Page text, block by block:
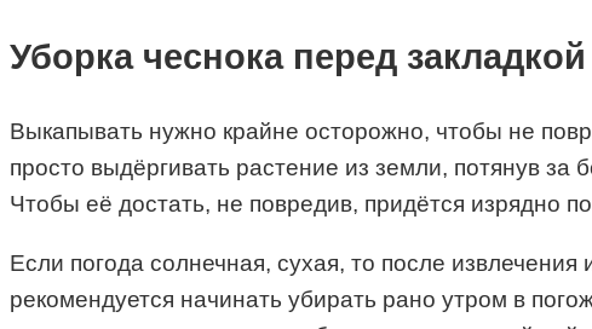
Уборка чеснока перед
Выкапывать нужно крайне осторожно, чтобы не
просто выдёргивать растение из земли, потянув за
Чтобы её достать, не повредив, придётся изрядно
Если погода солнечная, сухая, то после
рекомендуется начинать убирать рано утром в